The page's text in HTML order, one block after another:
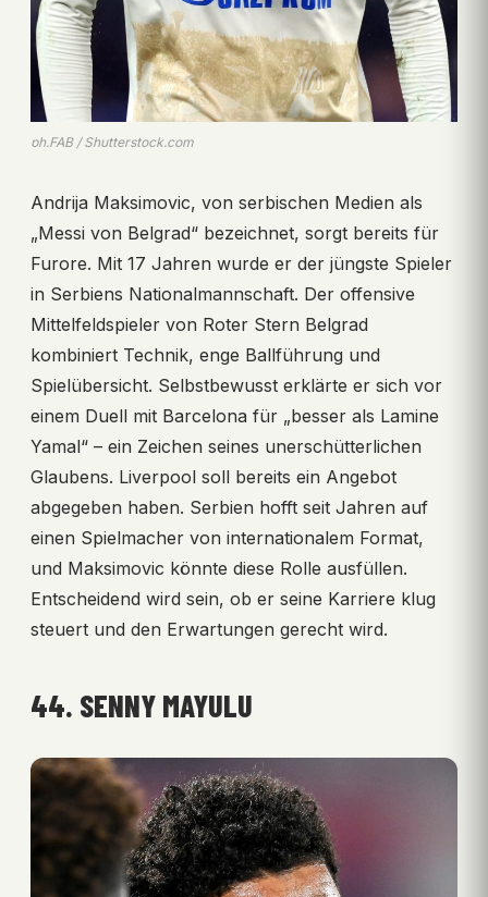
ph.FAB / Shutterstock.com
Andrija Maksimovic, von serbischen Medien als
„Messi von Belgrad“ bezeichnet, sorgt bereits für
Furore. Mit 17 Jahren wurde er der jüngste Spieler
in Serbiens Nationalmannschaft. Der offensive
Mittelfeldspieler von Roter Stern Belgrad
kombiniert Technik, enge Ballführung und
Spielübersicht. Selbstbewusst erklärte er sich vor
einem Duell mit Barcelona für „besser als Lamine
Yamal“ – ein Zeichen seines unerschütterlichen
Glaubens. Liverpool soll bereits ein Angebot
abgegeben haben. Serbien hofft seit Jahren auf
einen Spielmacher von internationalem Format,
und Maksimovic könnte diese Rolle ausfüllen.
Entscheidend wird sein, ob er seine Karriere klug
steuert und den Erwartungen gerecht wird.
44. SENNY MAYULU